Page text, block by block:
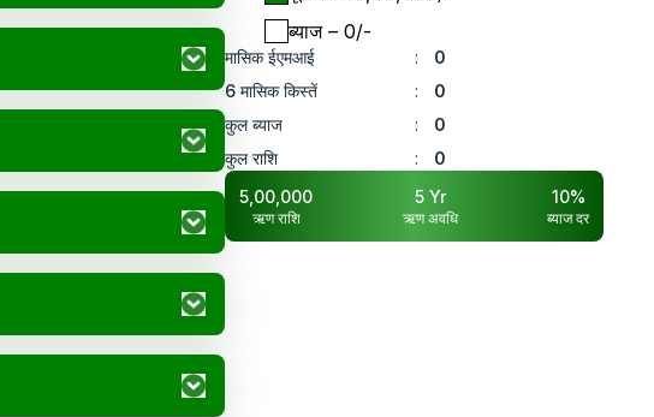
ब्याज– ₹ 0/-
मासिक ईएमआई :
0
6 मासिक किस्तें
:
0
कुल ब्याज
:
0
कुल राशि
:
0
5,00,000
ऋण राशि
5Yr
ऋण अवधि
10%
ब्याज दर